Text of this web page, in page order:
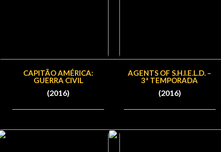
CAPITÃO AMÉRICA:
GUERRA CIVIL
(2016)
AGENTS OF S.H.I.E.L.D. –
3ª TEMPORADA
(2016)